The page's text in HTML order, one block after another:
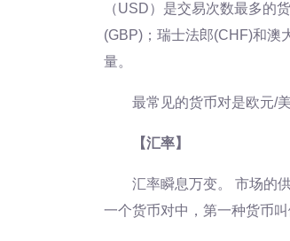
（USD）是交易次数最多的
(GBP)；瑞士法郎(CHF)和澳
量。
最常见的货币对是欧元/
【汇率】
汇率瞬息万变。 市场的
一个货币对中，第一种货币叫